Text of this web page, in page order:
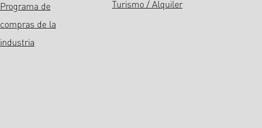
Programa de
compras de la
industria
Turismo / Alquiler